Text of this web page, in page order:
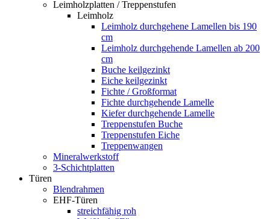
Leimholzplatten / Treppenstufen
Leimholz
Leimholz durchgehene Lamellen bis 190
cm
Leimholz durchgehende Lamellen ab 200
cm
Buche keilgezinkt
Eiche keilgezinkt
Fichte / Großformat
Fichte durchgehende Lamelle
Kiefer durchgehende Lamelle
Treppenstufen Buche
Treppenstufen Eiche
Treppenwangen
Mineralwerkstoff
3-Schichtplatten
Türen
Blendrahmen
EHF-Türen
streichfähig roh